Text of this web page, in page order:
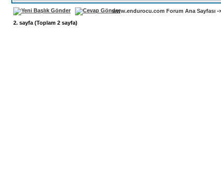
www.endurocu.com Forum Ana Sayfası -
2. sayfa (Toplam 2 sayfa)